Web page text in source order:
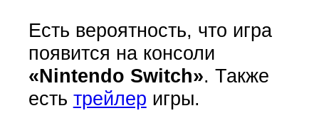
Есть вероятность, что игра
появится на консоли
«Nintendo Switch». Также
есть трейлер игры.